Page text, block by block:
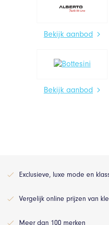
Bekijk aanbod
Bekijk aanbod
Exclusieve, luxe mode en
Vergelijk online prijzen van
Meer dan 100 merken